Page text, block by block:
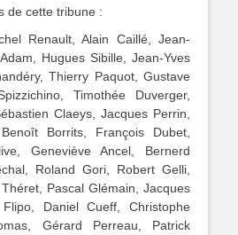
de cette tribune :
Renault, Alain Caillé, Jean-
Hugues Sibille, Jean-Yves
Thierry Paquot, Gustave
Timothée Duverger,
Claeys, Jacques Perrin,
Borrits, François Dubet,
Geneviève Ancel, Bernerd
Roland Gori, Robert Gelli,
Pascal Glémain, Jacques
Daniel Cueff, Christophe
Gérard Perreau, Patrick